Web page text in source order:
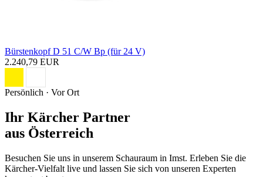
Bürstenkopf D 51 C/W Bp (für 24 V)
2.240,79 EUR
Persönlich · Vor Ort
Ihr Kärcher Partner
aus Österreich
Besuchen Sie uns in unserem Schauraum in Imst. Erleben Sie die
Kärcher-Vielfalt live und lassen Sie sich von unseren Experten